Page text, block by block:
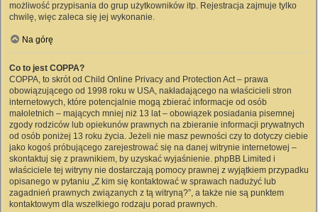
możliwość przypisania do grup użytkowników itp. Rejestracja zajmuje tylko
chwilę, więc zaleca się jej wykonanie.
Na górę
Co to jest COPPA?
COPPA, to skrót od Child Online Privacy and Protection Act – prawa
obowiązującego od 1998 roku w USA, nakładającego na właścicieli stron
internetowych, które potencjalnie mogą zbierać informacje od osób
małoletnich – mających mniej niż 13 lat – obowiązek posiadania pisemnej
zgody rodziców lub opiekunów prawnych na zbieranie informacji prywatnych
od osób poniżej 13 roku życia. Jeżeli nie masz pewności czy to dotyczy ciebie
jako kogoś próbującego zarejestrować się na danej witrynie internetowej –
skontaktuj się z prawnikiem, by uzyskać wyjaśnienie. phpBB Limited i
właściciele tej witryny nie dostarczają pomocy prawnej z wyjątkiem przypadku
opisanego w pytaniu „Z kim się kontaktować w sprawach nadużyć lub
zagadnień prawnych związanych z tą witryną?”, a także nie są punktem
kontaktowym dla wszelkiego rodzaju porad prawnych.